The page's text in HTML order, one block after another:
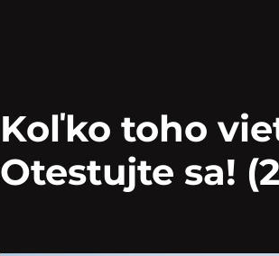
Koľko toho
Otestujte sa!